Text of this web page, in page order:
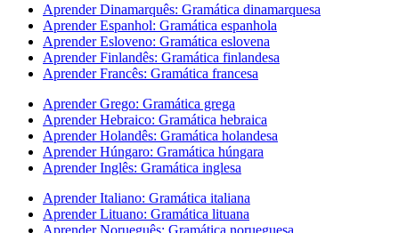
Aprender Dinamarquês: Gramática dinamarquesa
Aprender Espanhol: Gramática espanhola
Aprender Esloveno: Gramática eslovena
Aprender Finlandês: Gramática finlandesa
Aprender Francês: Gramática francesa
Aprender Grego: Gramática grega
Aprender Hebraico: Gramática hebraica
Aprender Holandês: Gramática holandesa
Aprender Húngaro: Gramática húngara
Aprender Inglês: Gramática inglesa
Aprender Italiano: Gramática italiana
Aprender Lituano: Gramática lituana
Aprender Norueguês: Gramática norueguesa